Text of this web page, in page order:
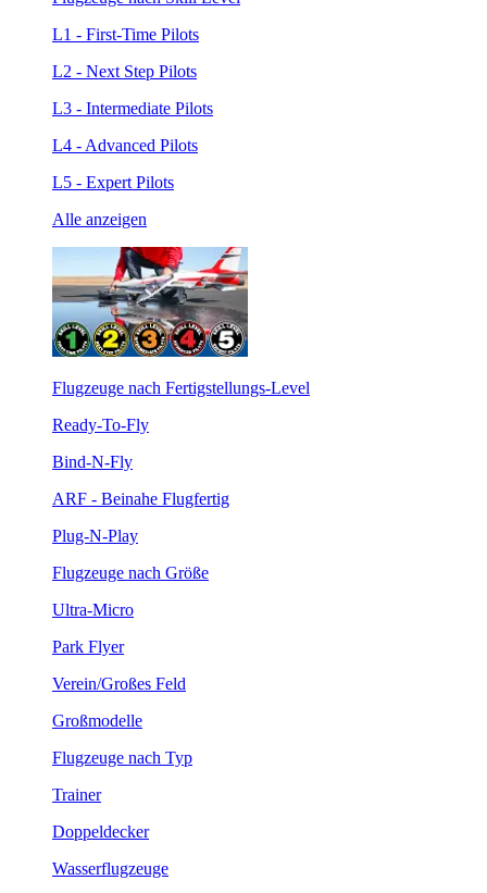
L1 - First-Time Pilots
L2 - Next Step Pilots
L3 - Intermediate Pilots
L4 - Advanced Pilots
L5 - Expert Pilots
Alle anzeigen
Flugzeuge nach Fertigstellungs-Level
Ready-To-Fly
Bind-N-Fly
ARF - Beinahe Flugfertig
Plug-N-Play
Flugzeuge nach Größe
Ultra-Micro
Park Flyer
Verein/Großes Feld
Großmodelle
Flugzeuge nach Typ
Trainer
Doppeldecker
Wasserflugzeuge